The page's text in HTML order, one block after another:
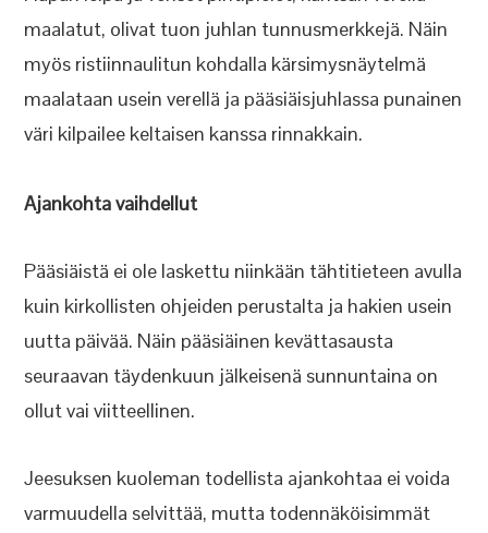
maalatut, olivat tuon juhlan tunnusmerkkejä. Näin
myös ristiinnaulitun kohdalla kärsimysnäytelmä
maalataan usein verellä ja pääsiäisjuhlassa punainen
väri kilpailee keltaisen kanssa rinnakkain.
Ajankohta vaihdellut
Pääsiäistä ei ole laskettu niinkään tähtitieteen avulla
kuin kirkollisten ohjeiden perustalta ja hakien usein
uutta päivää. Näin pääsiäinen kevättasausta
seuraavan täydenkuun jälkeisenä sunnuntaina on
ollut vai viitteellinen.
Jeesuksen kuoleman todellista ajankohtaa ei voida
varmuudella selvittää, mutta todennäköisimmät